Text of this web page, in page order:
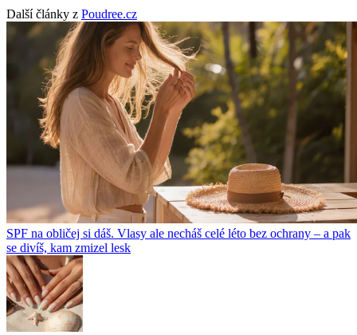
Další články z Poudree.cz
SPF na obličej si dáš. Vlasy ale necháš celé léto bez ochrany – a pak
se divíš, kam zmizel lesk